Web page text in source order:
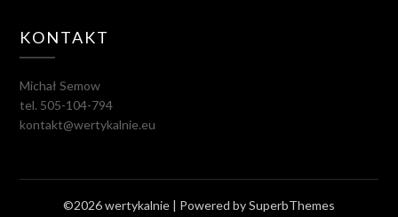
KONTAKT
Michał Semow
tel. 505-104-794
kontakt@wertykalnie.eu
©2026 wertykalnie | Powered bySuperbThemes